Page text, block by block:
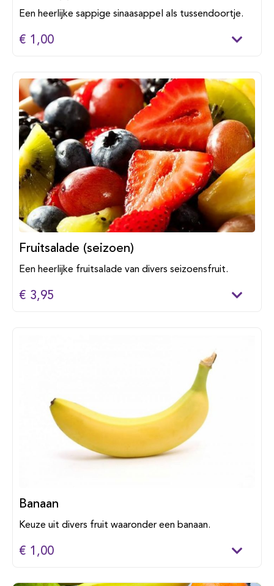
Een heerlijke sappige sinaasappel als tussendoortje.
€ 1,00
Fruitsalade (seizoen)
Een heerlijke fruitsalade van divers seizoensfruit.
€ 3,95
Banaan
Keuze uit divers fruit waaronder een banaan.
€ 1,00